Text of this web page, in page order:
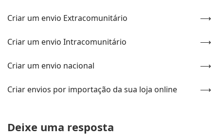
Criar um envio Extracomunitário
Criar um envio Intracomunitário
Criar um envio nacional
Criar envios por importação da sua loja online
Deixe uma resposta